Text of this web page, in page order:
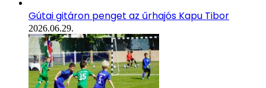
Gútai gitáron penget az űrhajós Kapu Tibor
2026.06.29.